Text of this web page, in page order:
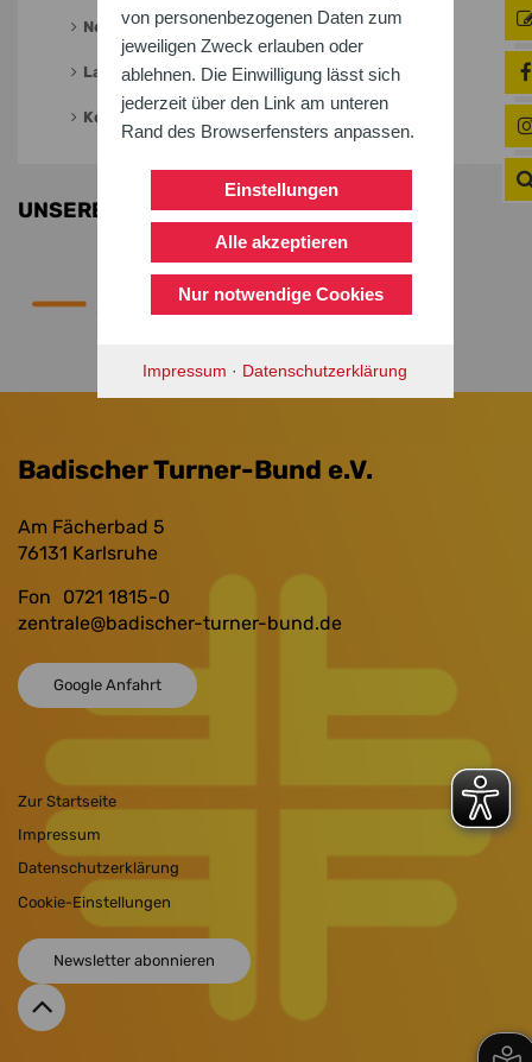
von personenbezogenen Daten zum
jeweiligen Zweck erlauben oder
ablehnen. Die Einwilligung lässt sich
jederzeit über den Link am unteren
Rand des Browserfensters anpassen.
Einstellungen
Alle akzeptieren
Nur notwendige Cookies
Impressum · Datenschutzerklärung
Neuigkeiten
Landeswandertag
Kontakt
UNSERE PARTNER
Badischer Turner-Bund e.V.
Am Fächerbad 5
76131 Karlsruhe
Fon
0721 1815-0
zentrale@badischer-turner-bund.de
Google Anfahrt
Zur Startseite
Impressum
Datenschutzerklärung
Cookie-Einstellungen
Newsletter abonnieren